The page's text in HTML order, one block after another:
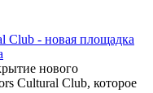
Club - новая площадка
нового
Cultural Club, которое